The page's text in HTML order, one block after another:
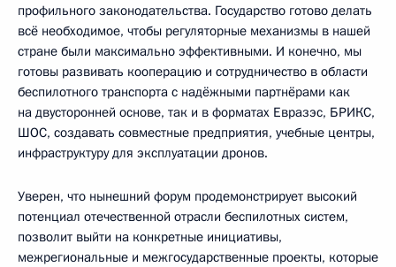
профильного законодательства. Государство готово делать
всё необходимое, чтобы регуляторные механизмы в нашей
стране были максимально эффективными. И конечно, мы
готовы развивать кооперацию и сотрудничество в области
беспилотного транспорта с надёжными партнёрами как
на двусторонней основе, так и в форматах Евразэс, БРИКС,
ШОС, создавать совместные предприятия, учебные центры,
инфраструктуру для эксплуатации дронов.
Уверен, что нынешний форум продемонстрирует высокий
потенциал отечественной отрасли беспилотных систем,
позволит выйти на конкретные инициативы,
межрегиональные и межгосударственные проекты, которые